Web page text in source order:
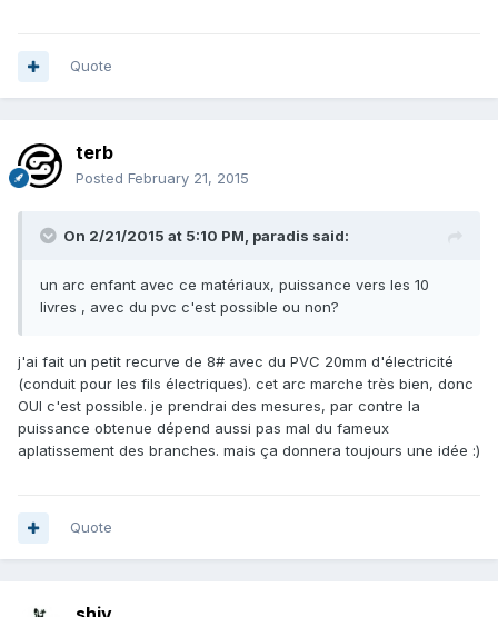
Quote
terb
Posted February 21, 2015
On 2/21/2015 at 5:10 PM, paradis said:
un arc enfant avec ce matériaux, puissance vers les 10
livres , avec du pvc c'est possible ou non?
j'ai fait un petit recurve de 8# avec du PVC 20mm d'électricité
(conduit pour les fils électriques). cet arc marche très bien, donc
OUI c'est possible. je prendrai des mesures, par contre la
puissance obtenue dépend aussi pas mal du fameux
aplatissement des branches. mais ça donnera toujours une idée :)
Quote